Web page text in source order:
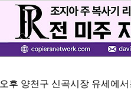
오후 양천구 신곡시장 유세에